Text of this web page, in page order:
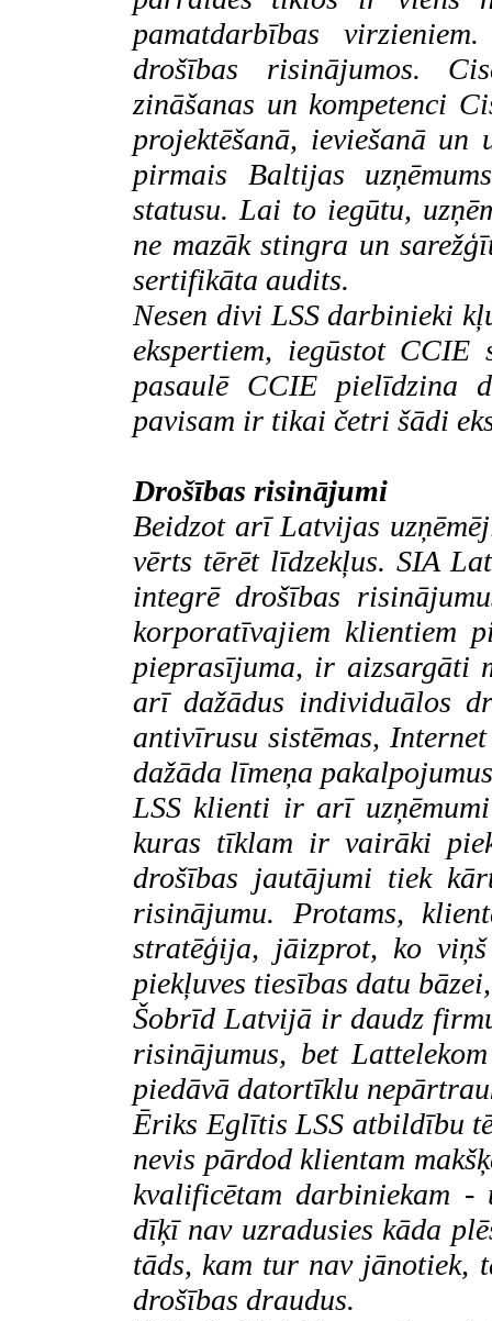
pamatdarbības
drošības risinājumos.
zināšanas un kompetenci
projektēšanā, ieviešanā un
pirmais Baltijas
statusu. Lai to iegūtu,
ne mazāk stingra un
sertifikāta audits.
Nesen divi LSS darbinieki
ekspertiem, iegūstot
pasaulē CCIE pielīdzina
pavisam ir tikai četri šādi
Drošības risinājumi
Beidzot arī Latvijas
vērts tērēt līdzekļus. SIA
integrē drošības
korporatīvajiem klientiem
pieprasījuma, ir aizsargāti
arī dažādus individuālos
antivīrusu sistēmas,
dažāda līmeņa
LSS klienti ir arī
kuras tīklam ir vairāki
drošības jautājumi tiek
risinājumu. Protams,
stratēģija, jāizprot, ko
piekļuves tiesības datu
Šobrīd Latvijā ir daudz
risinājumus, bet
piedāvā datortīklu
Ēriks Eglītis LSS atbildību
nevis pārdod klientam
kvalificētam darbiniekam
dīķī nav uzradusies kāda
tāds, kam tur nav jānotiek,
drošības draudus.